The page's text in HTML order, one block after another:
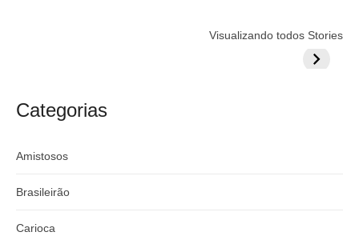
Visualizando todos Stories
argentino
Globo quer
Lesão
do
Categorias
Amistosos
Brasileirão
Carioca